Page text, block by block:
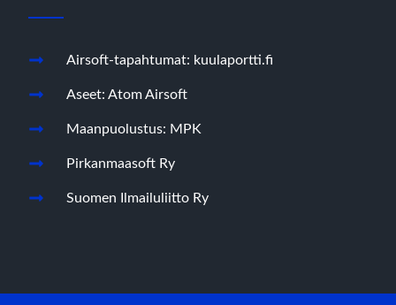
Airsoft-tapahtumat: kuulaportti.fi
Aseet: Atom Airsoft
Maanpuolustus: MPK
Pirkanmaasoft Ry
Suomen Ilmailuliitto Ry